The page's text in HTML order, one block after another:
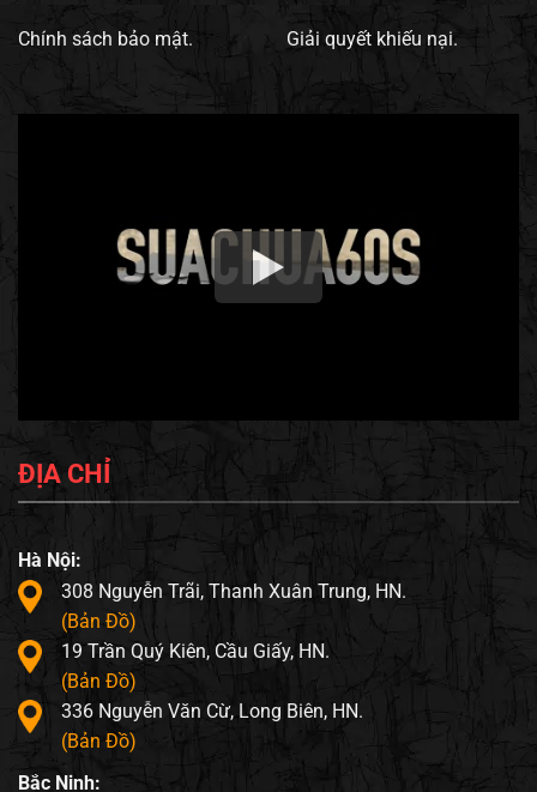
Chính sách bảo mật. Giải quyết khiếu nại.
ĐỊA CHỈ
Hà Nội:
308 Nguyễn Trãi, Thanh Xuân Trung, HN.
(Bản Đồ)
19 Trần Quý Kiên, Cầu Giấy, HN.
(Bản Đồ)
336 Nguyễn Văn Cừ, Long Biên, HN.
(Bản Đồ)
Bắc Ninh: